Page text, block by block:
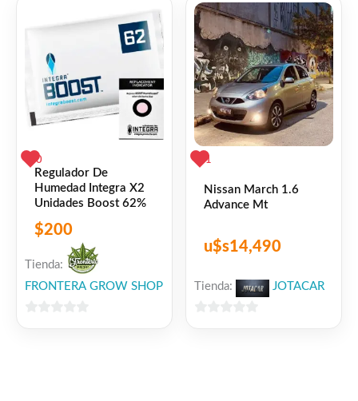
5
0
Regulador De
Humedad Integra X2
Unidades Boost 62%
$200
Tienda:
FRONTERA GROW SHOP
1
Nissan March 1.6
Advance Mt
u$s14,490
Tienda: JOTACAR